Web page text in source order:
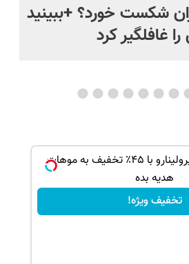
شکست خورد؟ +ببینید
غافلگیر کرد
شامپو جلبک اسپیرولینارو با ۴۵٪ تخفیف به موهات
هدیه بده
تخفیف ویژه!